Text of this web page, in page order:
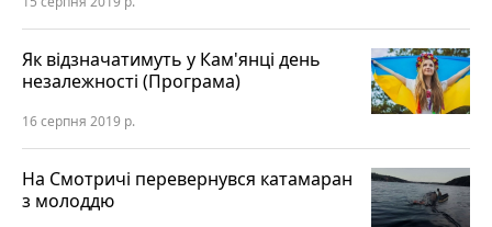
Як відзначатимуть у Кам'янці день
незалежності (Програма)
16 серпня 2019 р.
На Смотричі перевернувся катамаран
з молоддю